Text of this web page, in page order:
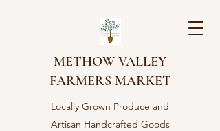
METHOW VALLEY
FARMERS MARKET
Locally Grown Produce and
Artisan Handcrafted Goods